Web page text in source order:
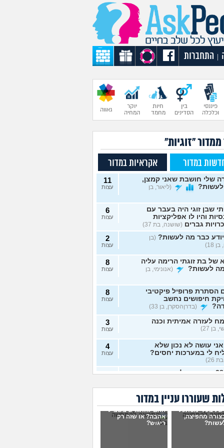
התחברות
פיננסי
וכלכלה
בין
הסדינים
חיות
מחמד
יוקר
המחיה
גאווה
ממדור "זוגיות"
במדור אקראיות במדור
שלי חושבת שאני קמצן,
(ליאור, בן
11
עצות
שבן זוגי היה בעבר עם
והיו לו אפליקציות
גברים (שושנה, בת 37)
6
עצות
כבר מה לעשות? (בן
18)
2
עצות
של בת זוגתי הרימה עליה
מה לעשות?
(אנונימי, בן
8
עצות
הסתרת פרופיל פיקטיבי
חיפושים נחשב
(בדרןהסקרן, בן 33)
8
עצות
לעזרה אמיתית וכנה
בן 27)
3
עצות
עושה לא נכון שלא
לי במערכות יחסים?
26)
4
עצות
בת 28 ואף פעם לא הייתי
ראשון?
(רווקה, בת 28)
6
מתנהגת מוזר?
(אנונימי,
3
עצות
לא הייתי בזוגיות ואני לא
שעוררו עניין במדור
בעלי מסתכל
מחפיצה,
האם להתגרש בשביל
אהבה? או שזה רק
ריגוש?